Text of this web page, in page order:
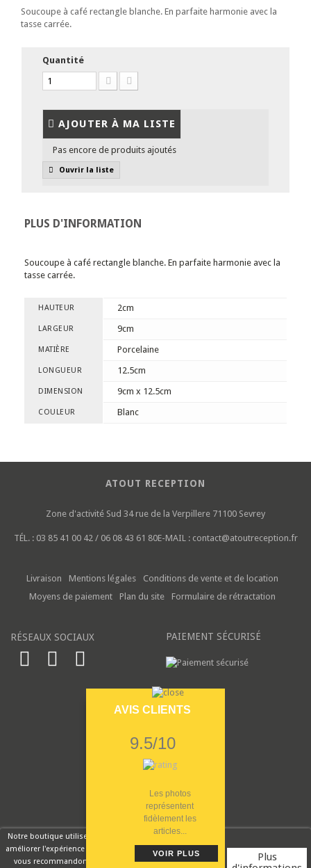
Notre boutique utilise des cookies pour
améliorer l'expérience utilisateur et nous
vous recommandons d'accepter leur
Plus
Soucoupe à café rectangle blanche. En parfaite harmonie avec la
tasse carrée.
Quantité
AJOUTER À MA LISTE
Pas encore de produits ajoutés
Ouvrir la liste
PLUS D'INFORMATION
Soucoupe à café rectangle blanche. En parfaite harmonie avec la
tasse carrée.
HAUTEUR 2cm
LARGEUR 9cm
MATIÈRE Porcelaine
LONGUEUR 12.5cm
DIMENSION 9cm x 12.5cm
COULEUR Blanc
ATOUT RECEPTION
Zone d'activité Sud 34 rue de la Verpillere 71100 Sevrey
TÉL. : 03 85 41 00 42 / 06 08 43 61 80E-MAIL : contact@atoutreception.fr
Livraison Mentions légales
Conditions de vente et de location
Moyens de paiement
Plan du site Formulaire de rétractation
RÉSEAUX SOCIAUX PAIEMENT SÉCURISÉ
AVIS CLIENTS
9.5/10
Les photos
représentent
fidèlement les
articles...
VOIR PLUS